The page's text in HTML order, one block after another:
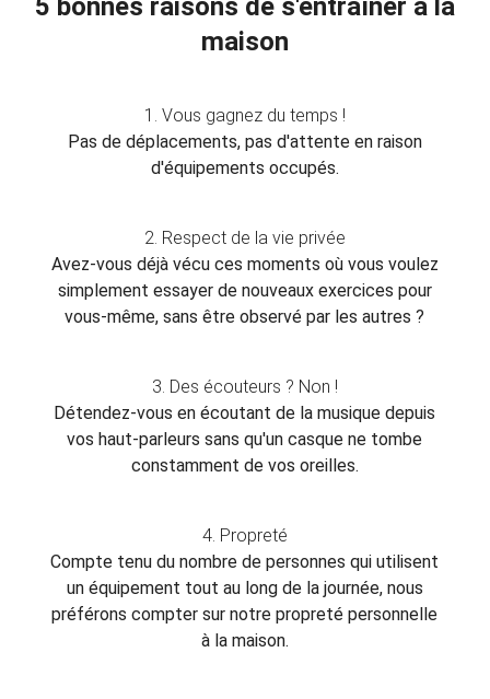
5 bonnes raisons de s'entraîner à la
maison
1. Vous gagnez du temps !
Pas de déplacements, pas d'attente en raison
d'équipements occupés.
2. Respect de la vie privée
Avez-vous déjà vécu ces moments où vous voulez
simplement essayer de nouveaux exercices pour
vous-même, sans être observé par les autres ?
3. Des écouteurs ? Non !
Détendez-vous en écoutant de la musique depuis
vos haut-parleurs sans qu'un casque ne tombe
constamment de vos oreilles.
4. Propreté
Compte tenu du nombre de personnes qui utilisent
un équipement tout au long de la journée, nous
préférons compter sur notre propreté personnelle
à la maison.